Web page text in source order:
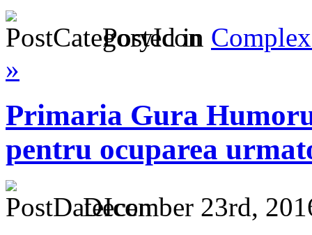
Posted in
»
Primaria Gura
pentru ocuparea
December 23rd,